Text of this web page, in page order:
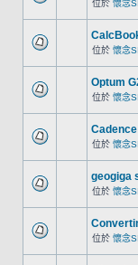
位於 懷念
位於 懷念
Optum
位於 懷念
位於 懷念
geogiga
位於 懷念
位於 懷念